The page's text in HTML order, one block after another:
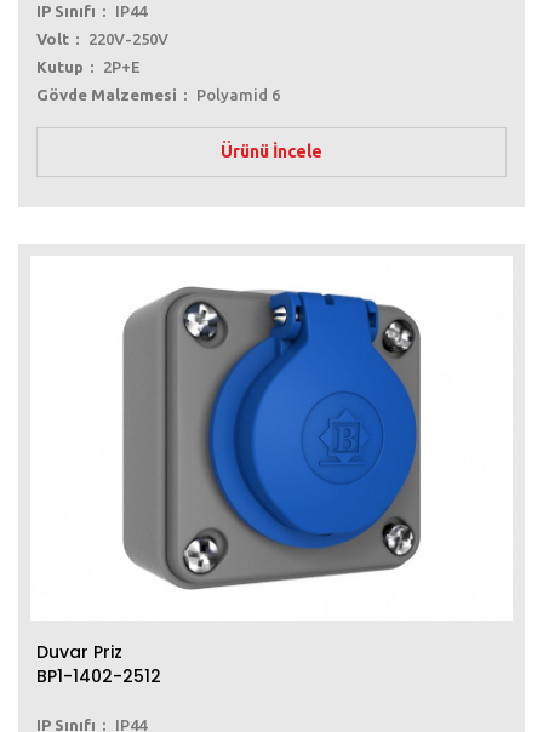
IP Sınıfı
IP44
Volt
220V-250V
Kutup
2P+E
Gövde Malzemesi
Polyamid 6
Ürünü İncele
Duvar Priz
BP1-1402-2512
IP Sınıfı
IP44